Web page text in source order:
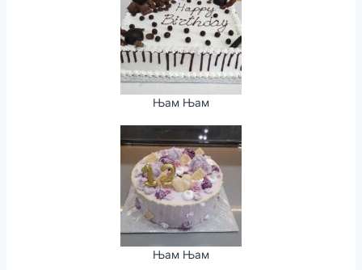
Њам Њам
Њам Њам